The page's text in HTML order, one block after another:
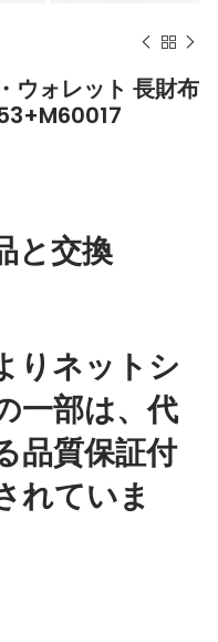
ウォレット 長財布
と交換
りネットシ
一部は、代
品質保証付
れていま